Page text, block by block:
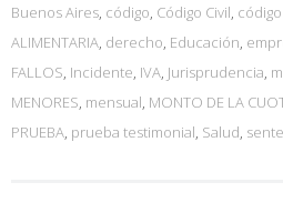
Buenos Aires, código, Código Civil,
ALIMENTARIA, derecho, Educación,
FALLOS, Incidente, IVA, Jurisprudencia,
MENORES, mensual, MONTO DE LA
PRUEBA, prueba testimonial, Salud,